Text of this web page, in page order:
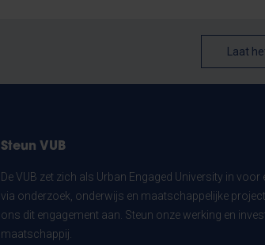
Laat
Steun VUB
De VUB zet zich als Urban Engaged University in voor
via onderzoek, onderwijs en maatschappelijke
ons dit engagement aan. Steun onze werking en
maatschappij.